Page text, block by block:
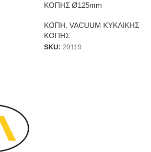
ΚΟΠΗΣ Ø125mm
ΚΟΠΗ, VACUUM ΚΥΚΛΙΚΗΣ
ΚΟΠΗΣ
SKU: 20119